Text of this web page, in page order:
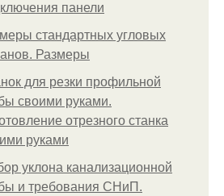
панели
стандартных угловых
Размеры
для резки профильной
своими руками.
отрезного станка
руками
уклона канализационной
и требования СНиП.